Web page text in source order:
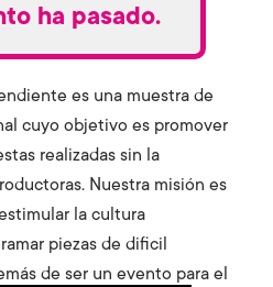
ha pasado.
es una muestra de
cuyo objetivo es promover
realizadas sin la
Nuestra misión es
la cultura
piezas de dificil
de ser un evento para el